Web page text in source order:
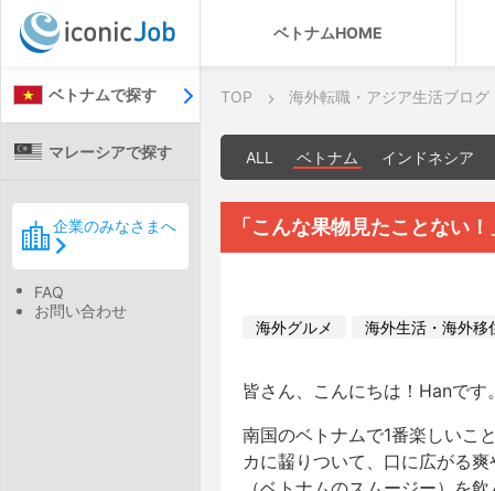
ベトナムHOME
ベトナムで探す
マレーシアで探す
企業のみなさまへ
FAQ
お問い合わせ
TOP 海外転職・アジア生活ブログ
ALL ベトナム インドネシア
「こんな果物見たことない
海外グルメ 海外生活・海外移
皆さん、こんにちは！Hanです。
南国のベトナムで1番楽しいこ
カに齧りついて、口に広がる